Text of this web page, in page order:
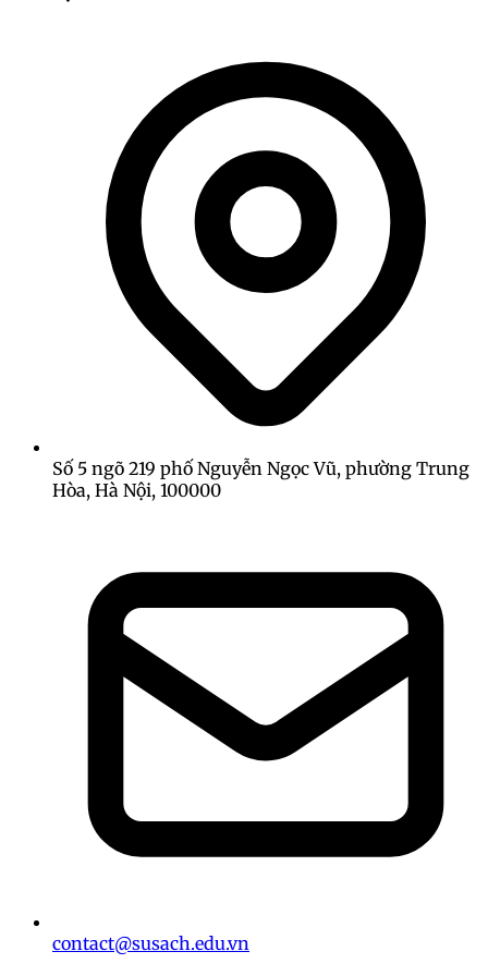
Số 5 ngõ 219 phố Nguyễn Ngọc Vũ, phường Trung
Hòa, Hà Nội, 100000
contact@susach.edu.vn